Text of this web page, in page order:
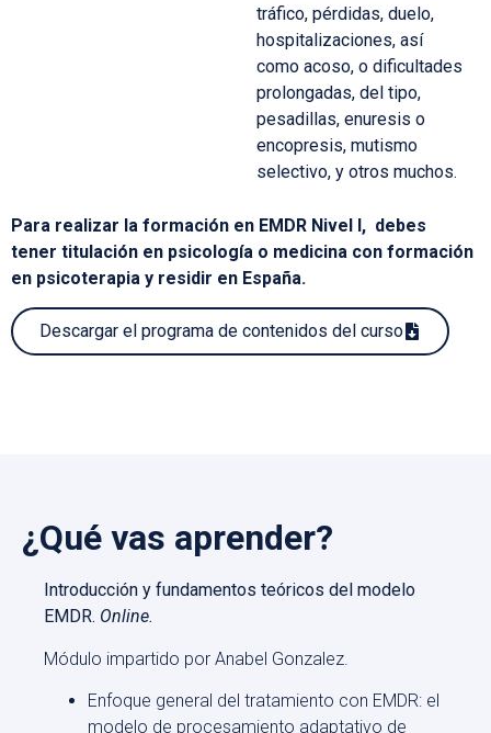
tráfico, pérdidas, duelo,
hospitalizaciones, así
como acoso, o dificultades
prolongadas, del tipo,
pesadillas, enuresis o
encopresis, mutismo
selectivo, y otros muchos.
Para realizar la formación en EMDR Nivel I, debes
tener titulación en psicología o medicina con formación
en psicoterapia y residir en España.
Descargar el programa de contenidos del curso
¿Qué vas aprender?
Introducción y fundamentos teóricos del modelo
EMDR. Online.
Módulo impartido por Anabel Gonzalez.
Enfoque general del tratamiento con EMDR: el
modelo de procesamiento adaptativo de